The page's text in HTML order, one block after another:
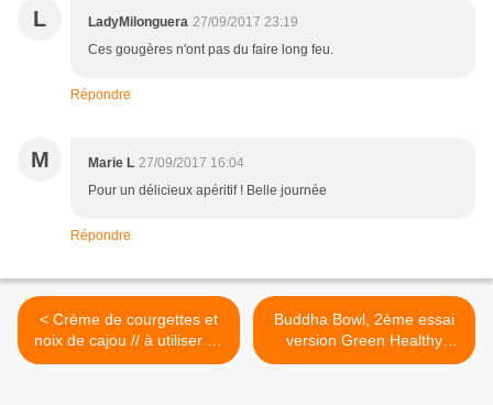
L LadyMilonguera 27/09/2017 23:19
Ces gougères n'ont pas du faire long feu.
Répondre
M Marie L 27/09/2017 16:04
Pour un délicieux apéritif ! Belle journée
Répondre
< Crème de courgettes et
noix de cajou // à utiliser en
verrines, tartinade ou sauce
Buddha Bowl, 2ème essai
version Green Healthy
Buddha Bowl. >